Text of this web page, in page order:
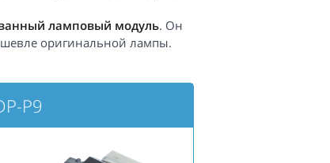
ламповый модуль. Он
оригинальной лампы.
P9